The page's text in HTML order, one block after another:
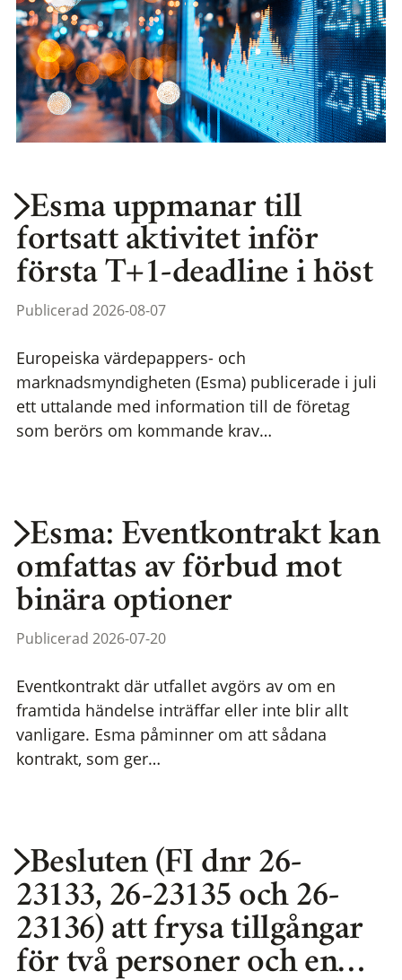
Esma uppmanar till
fortsatt aktivitet inför
första T+1-deadline i höst
Publicerad 2026-08-07
Europeiska värdepappers- och
marknadsmyndigheten (Esma) publicerade i juli
ett uttalande med information till de företag
som berörs om kommande krav…
Esma: Eventkontrakt kan
omfattas av förbud mot
binära optioner
Publicerad 2026-07-20
Eventkontrakt där utfallet avgörs av om en
framtida händelse inträffar eller inte blir allt
vanligare. Esma påminner om att sådana
kontrakt, som ger…
Besluten (FI dnr 26-
23133, 26-23135 och 26-
23136) att frysa tillgångar
för två personer och en…